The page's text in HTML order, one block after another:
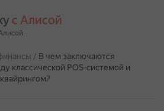
с Алисой
/ В чем заключаются
классической POS-системой и